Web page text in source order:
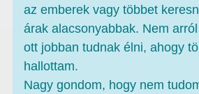
az emberek vagy többet
árak alacsonyabbak. Nem
ott jobban tudnak élni, ahogy
hallottam.
Nagy gondom, hogy nem